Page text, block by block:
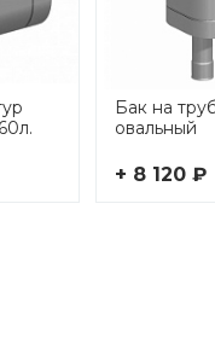
Бак на
овальный
+ 8 120 ₽